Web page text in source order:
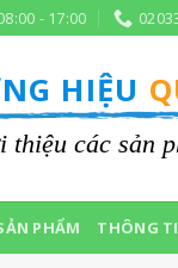
- 17:00
HIỆU
các sản
PHẨM THÔNG